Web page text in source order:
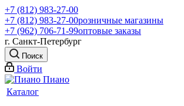
+7 (812) 983-27-00
+7 (812) 983-27-00розничные магазины
+7 (962) 706-71-99оптовые заказы
г. Санкт-Петербург
Поиск
Войти
Каталог